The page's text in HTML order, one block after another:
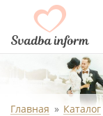
Главная Каталог